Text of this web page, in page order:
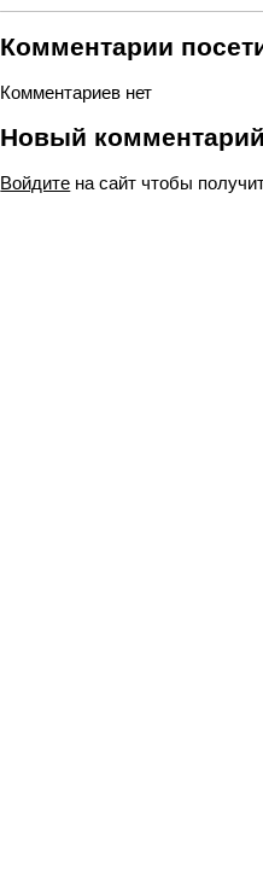
Комментарии
Комментариев нет
Новый
Войдите на сайт чтобы